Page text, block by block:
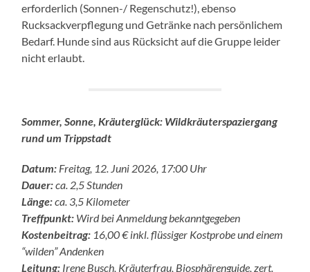
erforderlich (Sonnen-/ Regenschutz!), ebenso
Rucksackverpflegung und Getränke nach persönlichem
Bedarf. Hunde sind aus Rücksicht auf die Gruppe leider
nicht erlaubt.
Sommer, Sonne, Kräuterglück: Wildkräuterspaziergang
rund um Trippstadt
Datum: Freitag, 12. Juni 2026, 17:00 Uhr
Dauer:ca. 2,5 Stunden
Länge:ca. 3,5 Kilometer
Treffpunkt: Wird bei Anmeldung bekanntgegeben
Kostenbeitrag: 16,00 € inkl. flüssiger Kostprobe und einem
“wilden” Andenken
Leitung: Irene Busch, Kräuterfrau, Biosphärenguide, zert.